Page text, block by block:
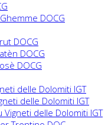
DOCG
DOCG
DOCG
DOCG
delle Dolomiti IGT
delle Dolomiti IGT
Vigneti delle Dolomiti IGT